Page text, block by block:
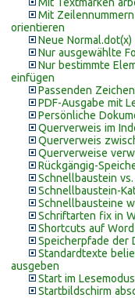
Mit
orientieren
Neue
Nur ausgewählte
Nur bestimmte
einfügen
Passenden
PDF-Ausgabe mit
Persönliche
Querverweis im
Querverweis
Querverweise
Rückgängig-
Schnellbaustein
Schnellbaustein-
Schnellbausteine
Schriftarten fix in
Shortcuts auf
Speicherpfade der
Standardtexte
ausgeben
Start im
Startbildschirm